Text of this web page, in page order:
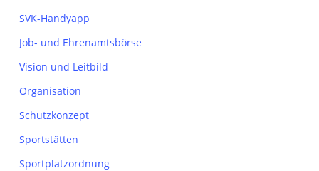
SVK-Handyapp
Job- und Ehrenamtsbörse
Vision und Leitbild
Organisation
Schutzkonzept
Sportstätten
Sportplatzordnung